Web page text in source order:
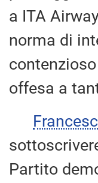
a ITA
norma di
offesa a
Partito